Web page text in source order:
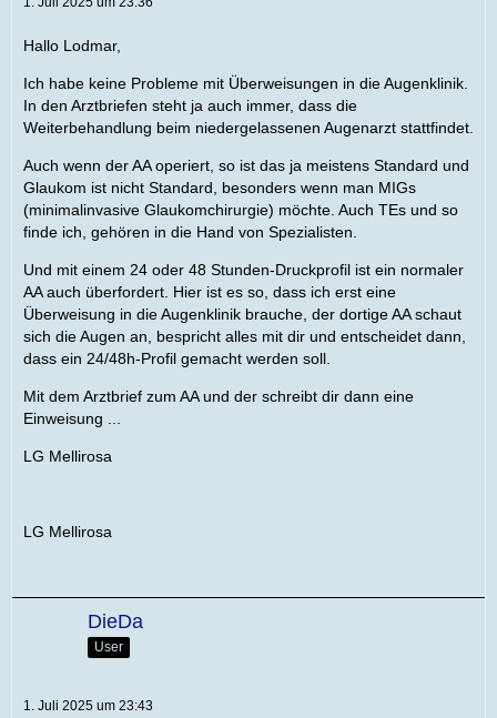
Hallo Lodmar,
Ich habe keine Probleme mit Überweisungen in die Augenklinik.
In den Arztbriefen steht ja auch immer, dass die
Weiterbehandlung beim niedergelassenen Augenarzt stattfindet.
Auch wenn der AA operiert, so ist das ja meistens Standard und
Glaukom ist nicht Standard, besonders wenn man MIGs
(minimalinvasive Glaukomchirurgie) möchte. Auch TEs und so
finde ich, gehören in die Hand von Spezialisten.
Und mit einem 24 oder 48 Stunden-Druckprofil ist ein normaler
AA auch überfordert. Hier ist es so, dass ich erst eine
Überweisung in die Augenklinik brauche, der dortige AA schaut
sich die Augen an, bespricht alles mit dir und entscheidet dann,
dass ein 24/48h-Profil gemacht werden soll.
Mit dem Arztbrief zum AA und der schreibt dir dann eine
Einweisung ...
LG Mellirosa
LG Mellirosa
DieDa
User
1. Juli 2025 um 23:43